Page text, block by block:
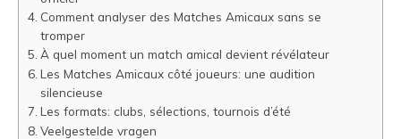
Comment analyser des Matches Amicaux sans se
tromper
À quel moment un match amical devient révélateur
Les Matches Amicaux côté joueurs: une audition
silencieuse
Les formats: clubs, sélections, tournois d’été
Veelgestelde vragen